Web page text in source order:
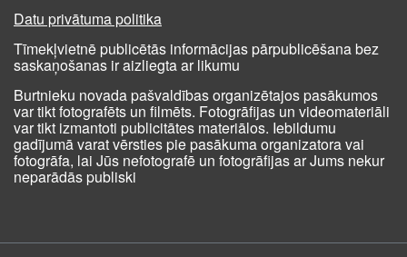
Datu privātuma politika
Tīmekļvietnē publicētās informācijas pārpublicēšana bez
saskaņošanas ir aizliegta ar likumu
Burtnieku novada pašvaldības organizētajos pasākumos
var tikt fotografēts un filmēts. Fotogrāfijas un videomateriāli
var tikt izmantoti publicitātes materiālos. Iebildumu
gadījumā varat vērsties pie pasākuma organizatora vai
fotogrāfa, lai Jūs nefotografē un fotogrāfijas ar Jums nekur
neparādās publiski